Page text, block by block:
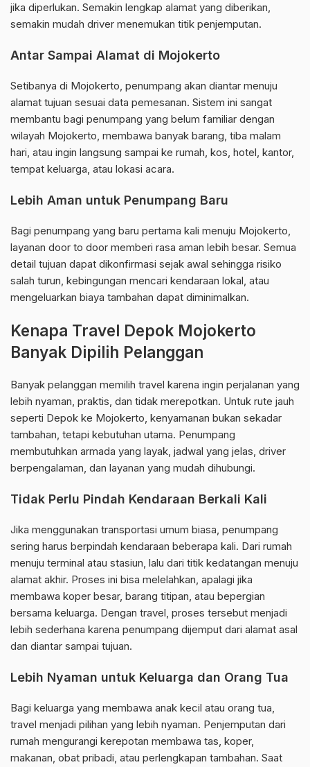
jika diperlukan. Semakin lengkap alamat yang diberikan,
semakin mudah driver menemukan titik penjemputan.
Antar Sampai Alamat di Mojokerto
Setibanya di Mojokerto, penumpang akan diantar menuju
alamat tujuan sesuai data pemesanan. Sistem ini sangat
membantu bagi penumpang yang belum familiar dengan
wilayah Mojokerto, membawa banyak barang, tiba malam
hari, atau ingin langsung sampai ke rumah, kos, hotel, kantor,
tempat keluarga, atau lokasi acara.
Lebih Aman untuk Penumpang Baru
Bagi penumpang yang baru pertama kali menuju Mojokerto,
layanan door to door memberi rasa aman lebih besar. Semua
detail tujuan dapat dikonfirmasi sejak awal sehingga risiko
salah turun, kebingungan mencari kendaraan lokal, atau
mengeluarkan biaya tambahan dapat diminimalkan.
Kenapa Travel Depok Mojokerto
Banyak Dipilih Pelanggan
Banyak pelanggan memilih travel karena ingin perjalanan yang
lebih nyaman, praktis, dan tidak merepotkan. Untuk rute jauh
seperti Depok ke Mojokerto, kenyamanan bukan sekadar
tambahan, tetapi kebutuhan utama. Penumpang
membutuhkan armada yang layak, jadwal yang jelas, driver
berpengalaman, dan layanan yang mudah dihubungi.
Tidak Perlu Pindah Kendaraan Berkali Kali
Jika menggunakan transportasi umum biasa, penumpang
sering harus berpindah kendaraan beberapa kali. Dari rumah
menuju terminal atau stasiun, lalu dari titik kedatangan menuju
alamat akhir. Proses ini bisa melelahkan, apalagi jika
membawa koper besar, barang titipan, atau bepergian
bersama keluarga. Dengan travel, proses tersebut menjadi
lebih sederhana karena penumpang dijemput dari alamat asal
dan diantar sampai tujuan.
Lebih Nyaman untuk Keluarga dan Orang Tua
Bagi keluarga yang membawa anak kecil atau orang tua,
travel menjadi pilihan yang lebih nyaman. Penjemputan dari
rumah mengurangi kerepotan membawa tas, koper,
makanan, obat pribadi, atau perlengkapan tambahan. Saat